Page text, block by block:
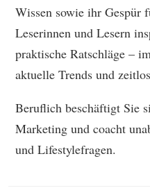
Wissen sowie ihr Gespür
Leserinnen und Lesern
praktische Ratschläge –
aktuelle Trends und
Beruflich beschäftigt Sie
Marketing und coacht
und Lifestylefragen.